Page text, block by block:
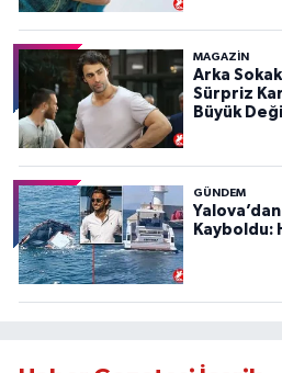
MAGAZİN
Arka
Sürpriz
Büyük
GÜNDEM
Kayboldu: